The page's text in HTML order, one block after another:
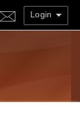
Login